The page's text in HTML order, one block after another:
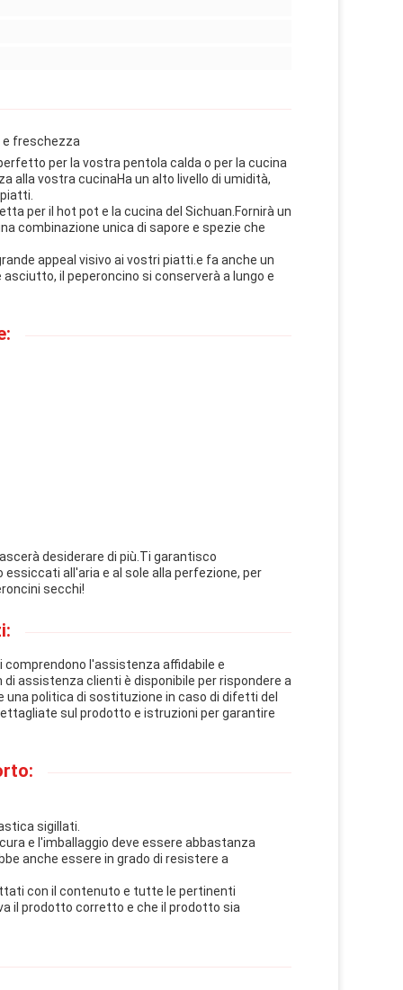
e freschezza
per la vostra pentola calda o per la cucina
alla vostra cucinaHa un alto livello di umidità,
per il hot pot e la cucina del Sichuan.Fornirà un
combinazione unica di sapore e spezie che
appeal visivo ai vostri piatti.e fa anche un
il peperoncino si conserverà a lungo e
desiderare di più.Ti garantisco
all'aria e al sole alla perfezione, per
secchi!
l'assistenza affidabile e
assistenza clienti è disponibile per rispondere a
politica di sostituzione in caso di difetti del
sul prodotto e istruzioni per garantire
sigillati.
e l'imballaggio deve essere abbastanza
anche essere in grado di resistere a
con il contenuto e tutte le pertinenti
il prodotto corretto e che il prodotto sia